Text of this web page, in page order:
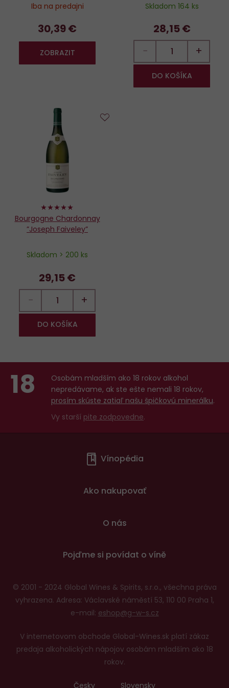
Iba na predajni
30,39 €
ZOBRAZIT
Skladom 164 ks
28,15 €
− +
DO KOŠÍKA
100%
Bourgogne Chardonnay
”Joseph Faiveley”
Skladom > 200 ks
29,15 €
− +
DO KOŠÍKA
18
Osobám mladším ako 18 rokov alkohol
nepredávame, ak ste ešte nemali 18 rokov,
prosím skúste zatiaľ našu špičkovú minerálku.
Vy starší pite zodpovedne.
Vínopédia
Ako nakupovať
O nás
Pojďme si povídat o víně
© 2001 - 2024 Global Wines & Spirits, s.r.o., všechna práva
vyhrazena. Adresa: Václavské náměstí 53, 110 00 Praha 1,
e-mail: eshop@g-w-s.cz
V internetovom obchode Global-Wines.sk platí zákaz
predaja alkoholických nápojov osobám mladším ako 18
rokov.
Česky Slovensky